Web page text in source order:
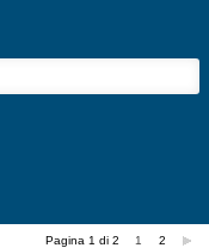
informazioni
Pagina 1 di 2 1 2